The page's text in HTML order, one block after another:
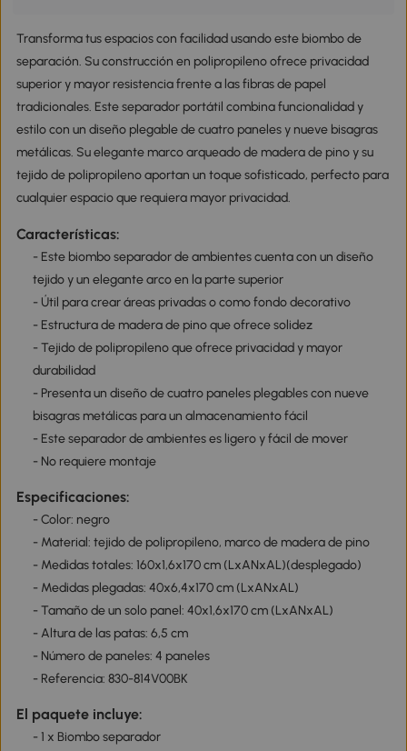
Transforma tus espacios con facilidad usando este biombo de
separación. Su construcción en polipropileno ofrece privacidad
superior y mayor resistencia frente a las fibras de papel
tradicionales. Este separador portátil combina funcionalidad y
estilo con un diseño plegable de cuatro paneles y nueve bisagras
metálicas. Su elegante marco arqueado de madera de pino y su
tejido de polipropileno aportan un toque sofisticado, perfecto para
cualquier espacio que requiera mayor privacidad.
Características:
- Este biombo separador de ambientes cuenta con un diseño
tejido y un elegante arco en la parte superior
- Útil para crear áreas privadas o como fondo decorativo
- Estructura de madera de pino que ofrece solidez
- Tejido de polipropileno que ofrece privacidad y mayor
durabilidad
- Presenta un diseño de cuatro paneles plegables con nueve
bisagras metálicas para un almacenamiento fácil
- Este separador de ambientes es ligero y fácil de mover
- No requiere montaje
Especificaciones:
- Color: negro
- Material: tejido de polipropileno, marco de madera de pino
- Medidas totales: 160x1,6x170 cm (LxANxAL)(desplegado)
- Medidas plegadas: 40x6,4x170 cm (LxANxAL)
- Tamaño de un solo panel: 40x1,6x170 cm (LxANxAL)
- Altura de las patas: 6,5 cm
- Número de paneles: 4 paneles
- Referencia: 830-814V00BK
El paquete incluye:
- 1 x Biombo separador